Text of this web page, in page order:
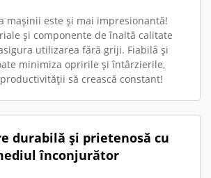
mașinii este și mai impresionantă!
și componente de înaltă calitate
utilizarea fără griji. Fiabilă și
minimiza opririle și întârzierile,
să crească constant!
durabilă și prietenosă cu
înconjurător